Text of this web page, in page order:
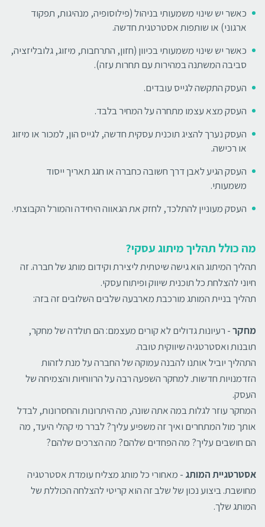
כאשר יש שינוי משמעותי בניהול (פילוסופיה, מנהיגות, תפקוד
ארגוני) או שותפות אסטרטגית חדשה.
כאשר יש שינוי משמעותי בכיוון (חזון, התרחבות, מיזוג, גלובליזציה,
סביבה המשתנה במהירות עם תחרות עזה).
העסק התקשה לגייס עובדים.
העסק מצא עצמו מתחרה על המחיר בלבד.
העסק נערך להציג תוכנית עסקית חדשה, לגייס הון, למכור או מיזוג
או רכישה.
העסק הגיע לאבן דרך חשובה כחברה או חגג תאריך ייסוד
משמעותי.
העסק מעוניין להתלכד, לחזק את הגאווה היחידה והמורל הקבוצתי.
מה כולל תהליך מיתוג עסקי?
תהליך המיתוג הוא גישה שיטתית ליצירת וקידום מותג של חברה. זה
חיוני להצלחת כל תוכנית שיווק ופיתוח עסקי.
תהליך בניית המותג מורכבת מארבעה שלבים השלובים זה בזה:
מחקר- רעיונות גדולים לא קורים מעצמם: הם תולדה של מחקר,
תובנות ואסטרטגיה שיווקית טובה.
התהליך יוביל אותנו להבנה עמוקה של החברה על מנת לזהות
הזדמנויות חדשות. למחקר השפעה רבה על הרווחיות והצמיחה של
העסק.
המחקר עוזר לגלות במה אתה שונה, מה היתרונות והחסרונות, לבדל
אותך מול המתחרים ואיך זה משפיע עליך? לברר מי קהלי היעד, מה
הם חושבים עליך? מה הפחדים שלהם? מה הצרכים שלהם?
אסטרטגיית המותג - מאחורי כל מותג מצליח עומדת אסטרטגיה
מחושבת. ביצוע נכון של שלב זה הוא קריטי להצלחה הכוללת של
המותג שלך.